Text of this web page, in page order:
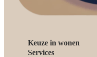
Keuze in wonen
Services